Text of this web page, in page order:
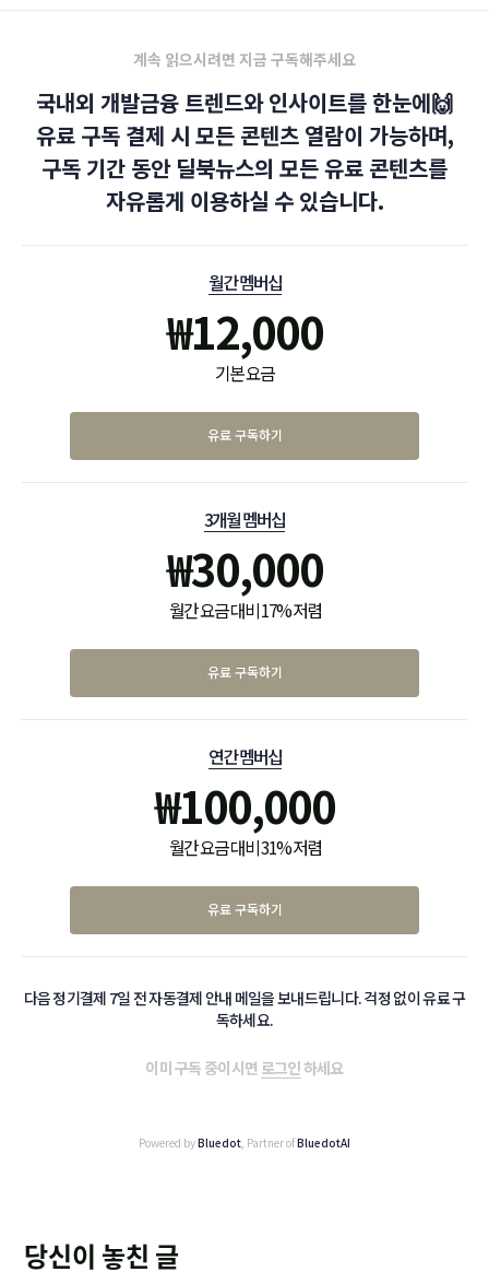
계속 읽으시려면 지금 구독해주세요
국내외 개발금융 트렌드와 인사이트를 한눈에🙌
유료 구독 결제 시 모든 콘텐츠 열람이 가능하며,
구독 기간 동안 딜북뉴스의 모든 유료 콘텐츠를
자유롭게 이용하실 수 있습니다.
월간 멤버십
₩12,000
기본 요금
유료 구독하기
3개월 멤버십
₩30,000
월간 요금 대비 17% 저렴
유료 구독하기
연간 멤버십
₩100,000
월간 요금 대비 31% 저렴
유료 구독하기
다음 정기결제 7일 전 자동결제 안내 메일을 보내드립니다. 걱정 없이 유료 구
독하세요.
이미 구독 중이시면 로그인하세요
Powered byBluedot , Partner ofBluedotAI
당신이 놓친 글